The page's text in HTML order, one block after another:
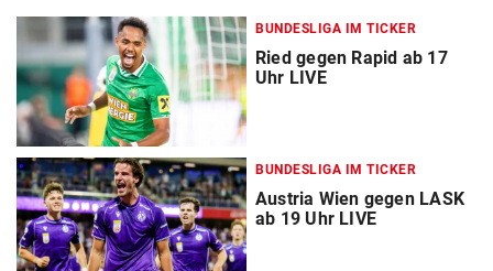
BUNDESLIGA IM TICKER
Ried gegen Rapid ab 17
Uhr LIVE
BUNDESLIGA IM TICKER
Austria Wien gegen LASK
ab 19 Uhr LIVE